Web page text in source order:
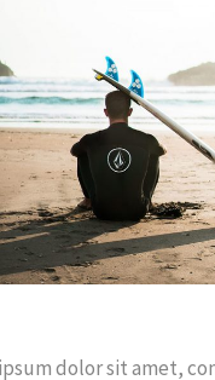
dolor sit amet,